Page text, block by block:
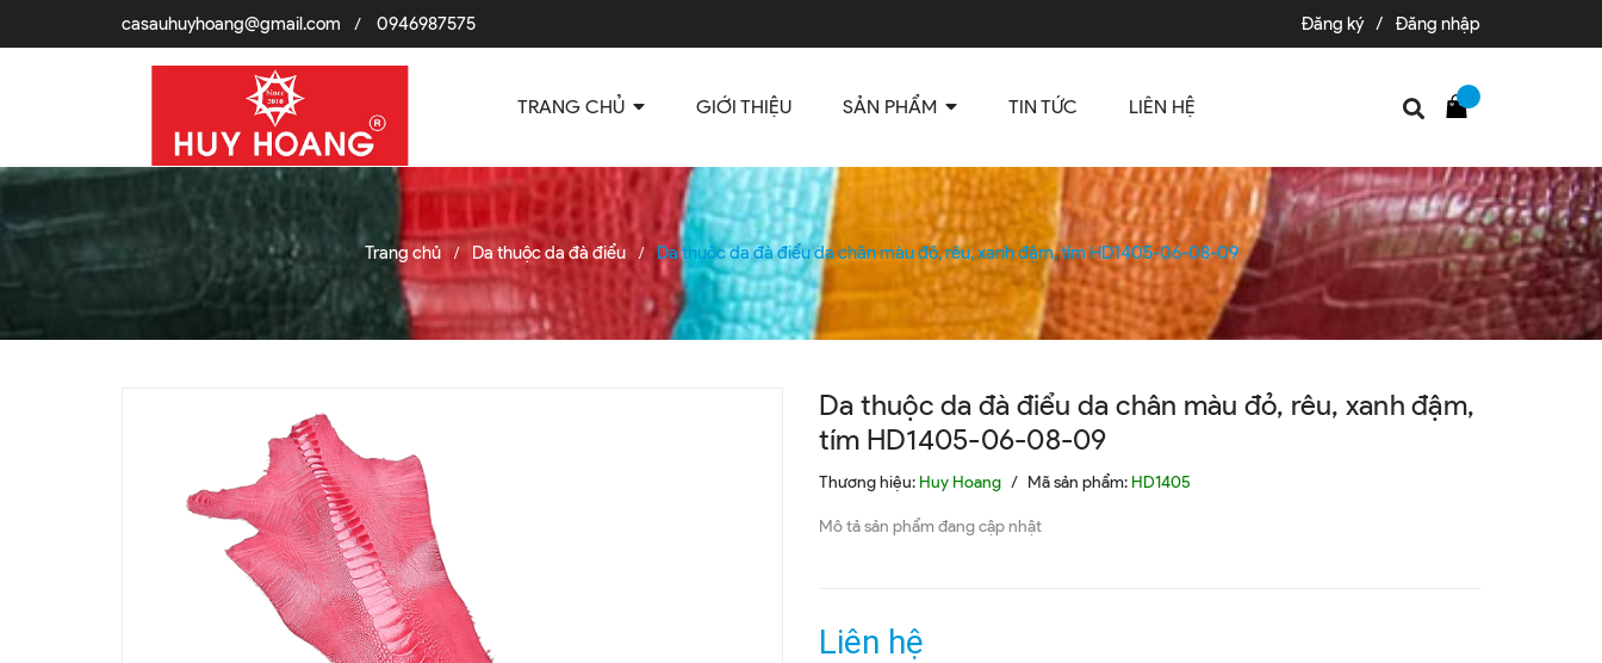
casauhuyhoang@gmail.com / 0946987575 Đăng ký / Đăng nhập
TRANG CHỦ GIỚI THIỆU SẢN PHẨM TIN TỨC LIÊN HỆ
Trang chủ / Da thuộc da đà điểu / Da thuộc da đà điểu da chân màu đỏ, rêu, xanh đậm, tím HD1405-06-08-09
Da thuộc da đà điểu da chân màu đỏ, rêu, xanh đậm,
tím HD1405-06-08-09
Thương hiệu: Huy Hoang / Mã sản phẩm: HD1405
Mô tả sản phẩm đang cập nhật
Liên hệ